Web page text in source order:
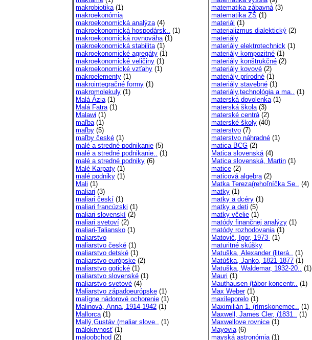
makrobiotika(1)
makroekonómia
makroekonomická analýza(4)
makroekonomická hospodársk.. (1)
makroekonomická rovnováha(1)
makroekonomická stabilita(1)
makroekonomické agregáty (1)
makroekonomické veličiny (1)
makroekonomické vzťahy (1)
makroelementy (1)
makrointegračné formy (1)
makromolekuly (1)
Malá Ázia(1)
Malá Fatra(1)
Malawi (1)
maľba(1)
maľby (5)
maľby české (1)
malé a stredné podnikanie (5)
malé a stredné podnikanie.. (1)
malé a stredné podniky (6)
Malé Karpaty (1)
malé podniky (1)
Mali (1)
maliari (3)
maliari českí (1)
maliari francúzski (1)
maliari slovenskí (2)
maliari svetoví (2)
maliari-Taliansko (1)
maliarstvo
maliarstvo české (1)
maliarstvo detské (1)
maliarstvo európske (2)
maliarstvo gotické (1)
maliarstvo slovenské (1)
maliarstvo svetové (4)
Maliarstvo západoeurópske (1)
malígne nádorové ochorenie (1)
Malinová, Anna, 1914-1942 (1)
Mallorca(1)
Mallý,Gustáv (maliar slove.. (1)
málokrvnosť (1)
maloobchod (2)
matematika zábavná(3)
matematika ZŠ (1)
materiál (1)
materializmus dialektický (2)
materiály
materiály elektrotechnick (1)
materiály kompozitné (1)
materiály konštrukčné (2)
materiály kovové (2)
materiály prírodné (1)
materiály stavebné (1)
materiály,technológia a ma.. (1)
materská dovolenka(1)
materská škola(3)
materské centrá(2)
materské školy (40)
materstvo (7)
materstvo náhradné (1)
matica BCG (2)
Matica slovenská(4)
Matica slovenská, Martin (1)
matice (2)
maticová algebra(2)
Matka Tereza(rehoľníčka Se.. (4)
matky (1)
matky a dcéry (1)
matky a deti (5)
matky včelie (1)
matódy finančnej analýzy (1)
matódy rozhodovania(1)
Matovič, Igor, 1973- (1)
maturitné skúšky
Matuška, Alexander (literá.. (1)
Matúška, Janko, 1821-1877 (1)
Matuška, Waldemar, 1932-20.. (1)
Mauri (1)
Mauthausen (tábor koncentr.. (1)
Max Weber(1)
maxileporelo (1)
Maximilián 1. (rímskonemec.. (1)
Maxwell, James Cler, (1831.. (1)
Maxwellove rovnice (1)
Mayovia(6)
mayská astronómia(1)